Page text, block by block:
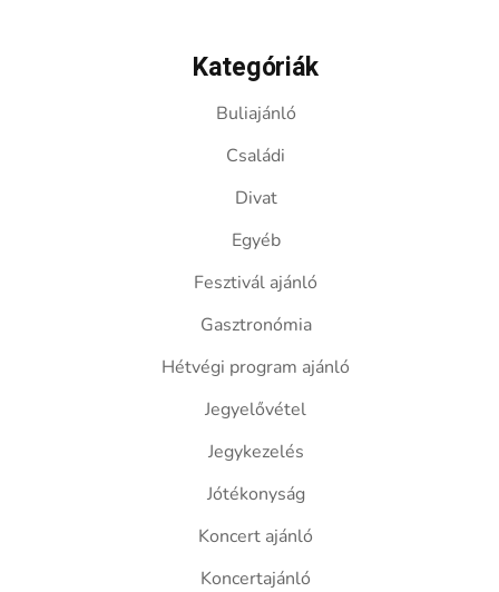
Kategóriák
Buliajánló
Családi
Divat
Egyéb
Fesztivál ajánló
Gasztronómia
Hétvégi program ajánló
Jegyelővétel
Jegykezelés
Jótékonyság
Koncert ajánló
Koncertajánló